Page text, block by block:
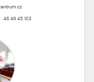
46 46 45 103